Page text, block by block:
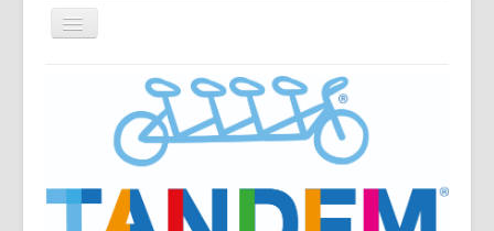
Cambiar
navegación
Dispositivo
Deportes colectivos
Deportes individuales